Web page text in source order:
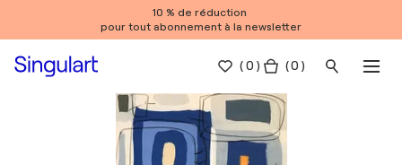
10 % de réduction
pour tout abonnement à la newsletter
(0 ) ( 0 )